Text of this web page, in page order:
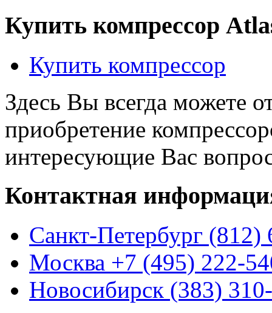
Купить компрессор
Купить компресcор
Здесь Вы всегда можете
приобретение
интересующие Вас
Контактная
Санкт-Петербург (812)
Москва +7 (495) 222-
Новосибирск (383)